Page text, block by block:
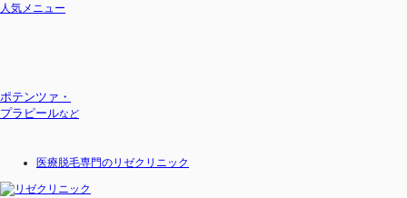
人気メニュー
ポテンツァ・
プラピールなど
医療脱毛専門のリゼクリニック